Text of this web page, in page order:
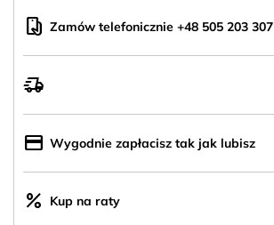
mobile_hand Zamów telefonicznie +48 505 203 307
delivery_truck_speed
credit_card Wygodnie zapłacisz tak jak lubisz
percent Kup na raty